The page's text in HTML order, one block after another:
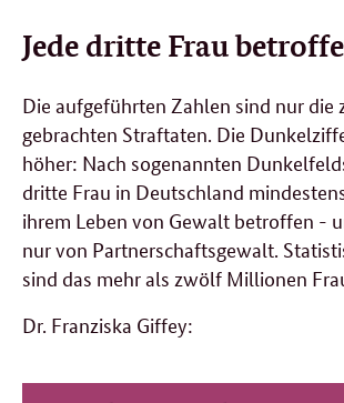
Jede dritte Frau
Die aufgeführten Zahlen sind nur die
gebrachten Straftaten. Die
höher: Nach sogenannten
dritte Frau in Deutschland
ihrem Leben von Gewalt betroffen -
nur von Partnerschaftsgewalt.
sind das mehr als zwölf Millionen
Dr. Franziska Giffey: